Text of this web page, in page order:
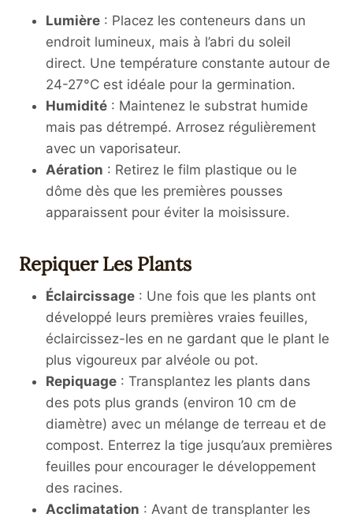
Lumière : Placez les conteneurs dans un
endroit lumineux, mais à l’abri du soleil
direct. Une température constante autour de
24-27°C est idéale pour la germination.
Humidité : Maintenez le substrat humide
mais pas détrempé. Arrosez régulièrement
avec un vaporisateur.
Aération : Retirez le film plastique ou le
dôme dès que les premières pousses
apparaissent pour éviter la moisissure.
Repiquer Les Plants
Éclaircissage : Une fois que les plants ont
développé leurs premières vraies feuilles,
éclaircissez-les en ne gardant que le plant le
plus vigoureux par alvéole ou pot.
Repiquage : Transplantez les plants dans
des pots plus grands (environ 10 cm de
diamètre) avec un mélange de terreau et de
compost. Enterrez la tige jusqu’aux premières
feuilles pour encourager le développement
des racines.
Acclimatation : Avant de transplanter les